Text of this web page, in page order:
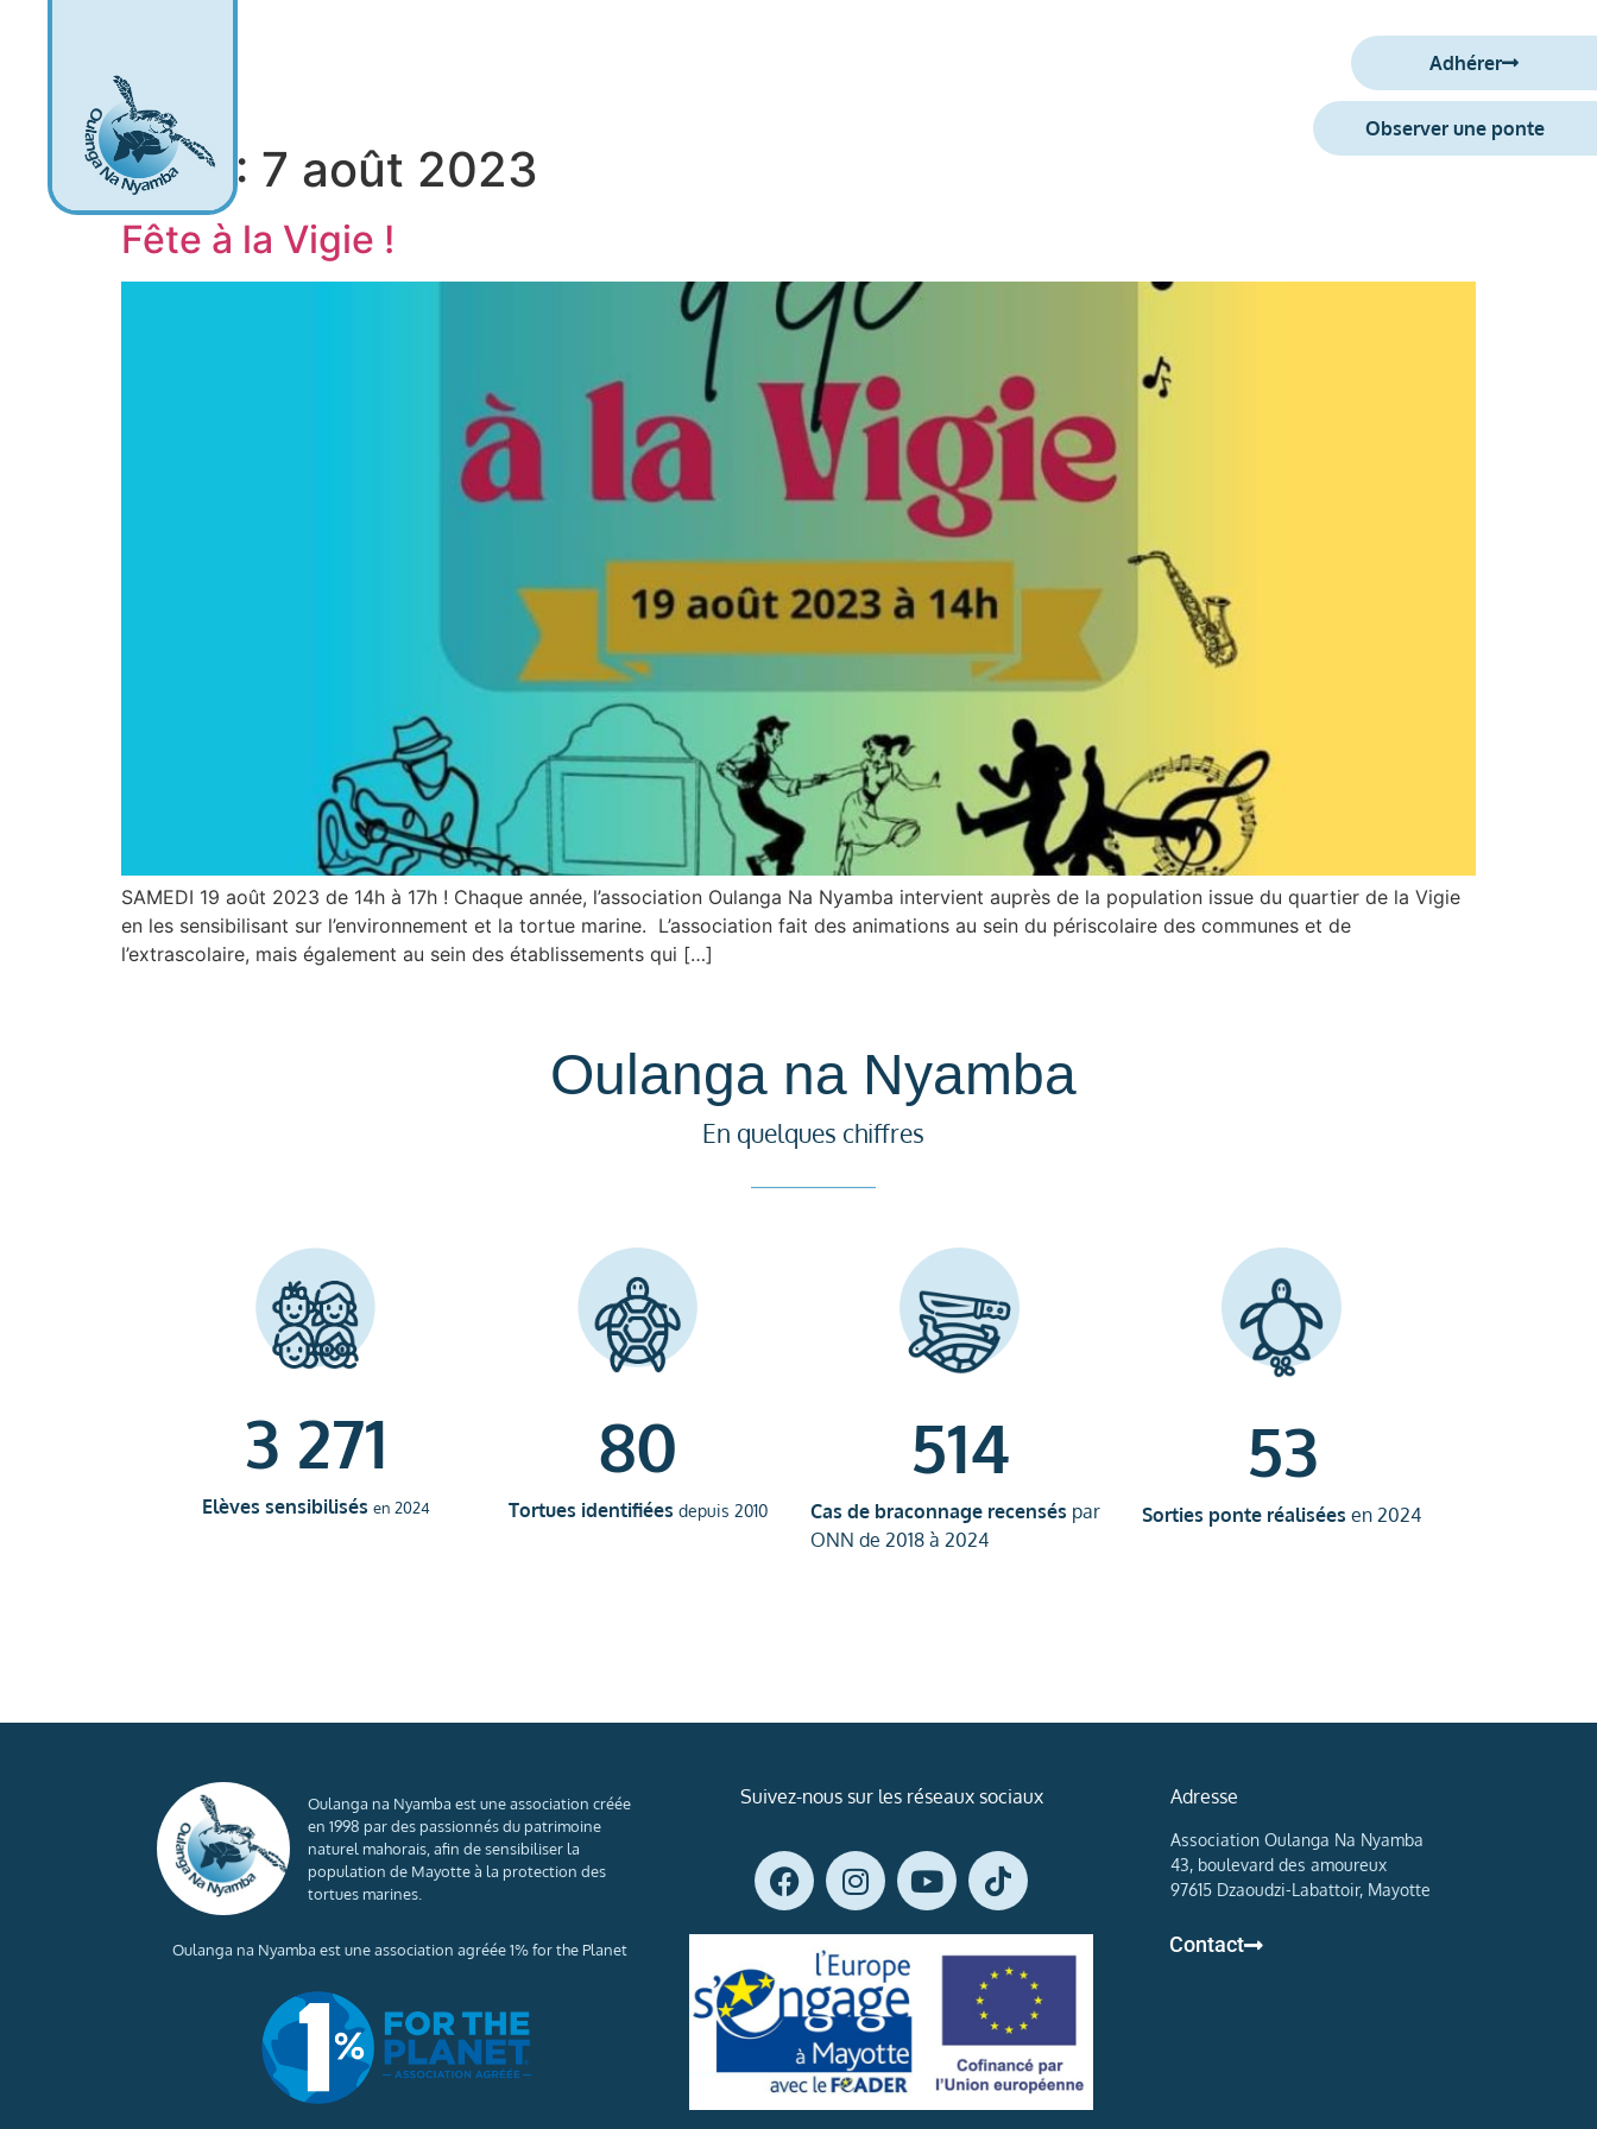
Adhérer
Observer une ponte
Jour : 7 août 2023
Fête à la Vigie !
SAMEDI 19 août 2023 de 14h à 17h ! Chaque année, l’association Oulanga Na Nyamba intervient auprès de la population issue du quartier de la Vigie
en les sensibilisant sur l’environnement et la tortue marine. L’association fait des animations au sein du périscolaire des communes et de
l’extrascolaire, mais également au sein des établissements qui […]
Oulanga na Nyamba
En quelques chiffres
Elèves sensibilisés en 2024
3 271
Tortues identifiées depuis 2010
80
Cas de braconnage recensés par
ONN de 2018 à 2024
514
Sorties ponte réalisées en 2024
53
Oulanga na Nyamba est une association créée
en 1998 par des passionnés du patrimoine
naturel mahorais, afin de sensibiliser la
population de Mayotte à la protection des
tortues marines.
Oulanga na Nyamba est une association agréée 1% for the Planet
Suivez-nous sur les réseaux sociaux Adresse
Association Oulanga Na Nyamba
43, boulevard des amoureux
97615 Dzaoudzi-Labattoir, Mayotte
Contact